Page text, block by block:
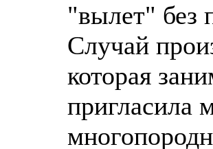
"вылет" без
Случай
которая
пригласила